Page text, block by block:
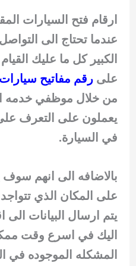
ارقام فتح السيارات
عندما تحتاج الى
الكبير كل ما عليك
على رقم مفاتيح سيارات
من خلال موظفي خدمه
يعملون على التعرف
في السيارة.
بالاضافه الى انهم
على المكان الذي
يتم ارسال البيانات
اليك في اسرع وقت
المشكله الموجوده في